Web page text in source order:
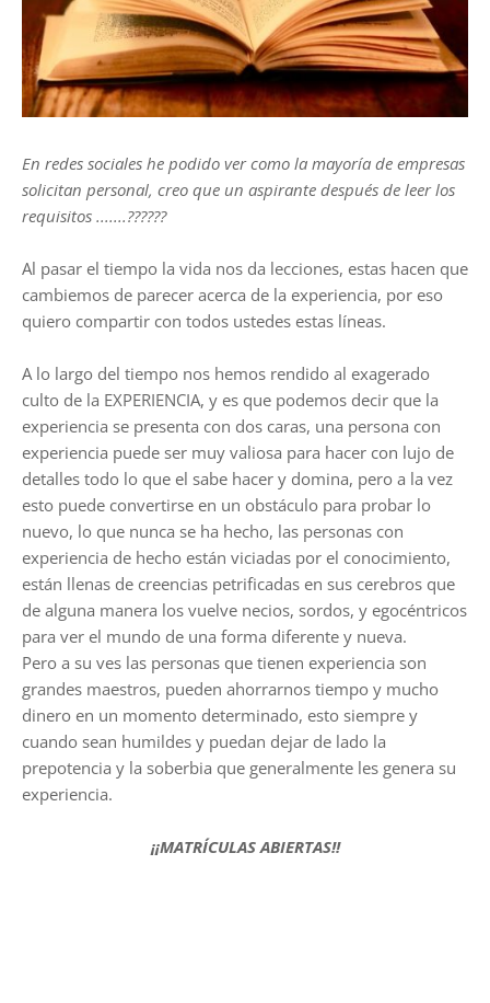
En redes sociales he podido ver como la mayoría de empresas
solicitan personal, creo que un aspirante después de leer los
requisitos .......??????
Al pasar el tiempo la vida nos da lecciones, estas hacen que
cambiemos de parecer acerca de la experiencia, por eso
quiero compartir con todos ustedes estas líneas.
A lo largo del tiempo nos hemos rendido al exagerado
culto de la EXPERIENCIA, y es que podemos decir que la
experiencia se presenta con dos caras, una persona con
experiencia puede ser muy valiosa para hacer con lujo de
detalles todo lo que el sabe hacer y domina, pero a la vez
esto puede convertirse en un obstáculo para probar lo
nuevo, lo que nunca se ha hecho, las personas con
experiencia de hecho están viciadas por el conocimiento,
están llenas de creencias petrificadas en sus cerebros que
de alguna manera los vuelve necios, sordos, y egocéntricos
para ver el mundo de una forma diferente y nueva.
Pero a su ves las personas que tienen experiencia son
grandes maestros, pueden ahorrarnos tiempo y mucho
dinero en un momento determinado, esto siempre y
cuando sean humildes y puedan dejar de lado la
prepotencia y la soberbia que generalmente les genera su
experiencia.
¡¡MATRÍCULAS ABIERTAS!!